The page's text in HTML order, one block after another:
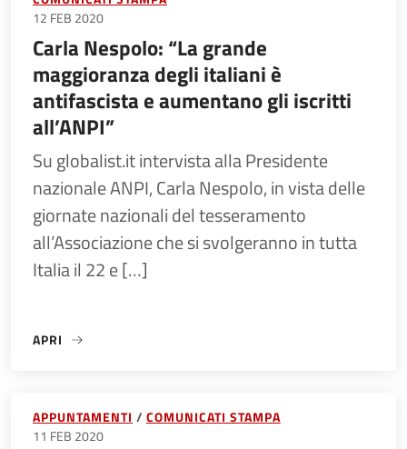
12 FEB 2020
Carla Nespolo: “La grande
maggioranza degli italiani è
antifascista e aumentano gli iscritti
all’ANPI”
Su globalist.it intervista alla Presidente
nazionale ANPI, Carla Nespolo, in vista delle
giornate nazionali del tesseramento
all’Associazione che si svolgeranno in tutta
Italia il 22 e […]
APRI
«CARLA NESPOLO: “LA GRANDE MAGGIORANZA DEGLI
APPUNTAMENTI
COMUNICATI STAMPA
11 FEB 2020